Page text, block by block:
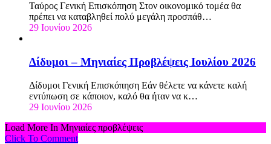
Ταύρος Γενική Επισκόπηση Στον οικονομικό τομέα θα
πρέπει να καταβληθεί πολύ μεγάλη προσπάθ…
29 Ιουνίου 2026
Δίδυμοι – Μηνιαίες Προβλέψεις Ιουλίου 2026
Δίδυμοι Γενική Επισκόπηση Εάν θέλετε να κάνετε καλή
εντύπωση σε κάποιον, καλό θα ήταν να κ…
29 Ιουνίου 2026
Load More In Μηνιαίες προβλέψεις
Click To Comment